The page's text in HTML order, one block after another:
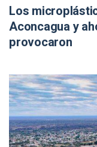
Los
Aconcagua y
provocaron